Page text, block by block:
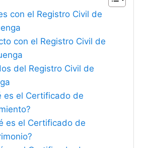
con el Registro Civil de
con el Registro Civil de
del Registro Civil de
es el Certificado de
es el Certificado de